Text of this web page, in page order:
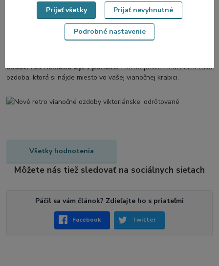
Keď sa ozdoba stane spomienkou
Niektoré vianočnéozdobysa už s ďalšou zimou nevrátia.
Vyrábame ich v malých sériách a len v obmedzenom
budúci rok nemusia byť v ponuke.Možno práve medzi nimi čaká
ozdoba, ktorá si nájde miesto vo vašej vianočnej krabici.
Všetky hodnotenia
Môžete nás tiež sledovať na sociálnych sieťach
Páčil sa vám článok? Zdieľajte ho s priateľmi
Facebook Twitter
Prijať nevyhnutné
Podrobné nastavenie
Prijať všetky